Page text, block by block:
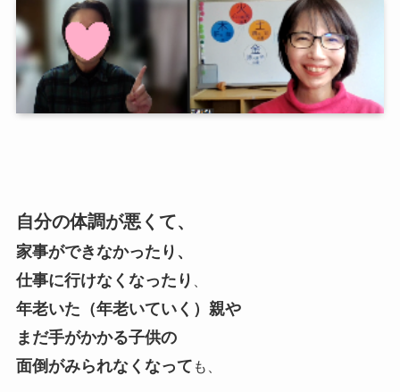
自分の体調が悪くて、
家事ができなかったり、
仕事に行けなくなったり
年老いた（年老いていく）親や
まだ手がかかる子供の
面倒がみられなくなって も、